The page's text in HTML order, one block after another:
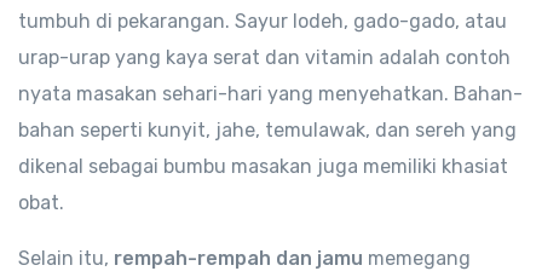
tumbuh di pekarangan. Sayur lodeh, gado-gado, atau
urap-urap yang kaya serat dan vitamin adalah contoh
nyata masakan sehari-hari yang menyehatkan. Bahan-
bahan seperti kunyit, jahe, temulawak, dan sereh yang
dikenal sebagai bumbu masakan juga memiliki khasiat
obat.
Selain itu, rempah-rempah dan jamu memegang